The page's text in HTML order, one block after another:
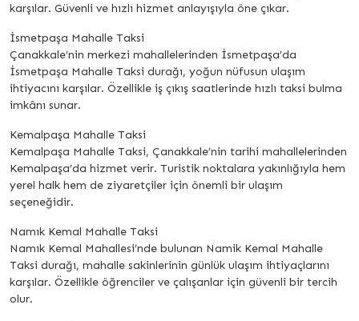
karşılar. Güvenli ve hızlı hizmet anlayışıyla öne çıkar.
İsmetpaşa Mahalle Taksi
Çanakkale’nin merkezi mahallelerinden İsmetpaşa’da
İsmetpaşa Mahalle Taksi durağı, yoğun nüfusun ulaşım
ihtiyacını karşılar. Özellikle iş çıkış saatlerinde hızlı taksi bulma
imkânı sunar.
Kemalpaşa Mahalle Taksi
Kemalpaşa Mahalle Taksi, Çanakkale’nin tarihi mahallelerinden
Kemalpaşa’da hizmet verir. Turistik noktalara yakınlığıyla hem
yerel halk hem de ziyaretçiler için önemli bir ulaşım
seçeneğidir.
Namık Kemal Mahalle Taksi
Namık Kemal Mahallesi’nde bulunan Namik Kemal Mahalle
Taksi durağı, mahalle sakinlerinin günlük ulaşım ihtiyaçlarını
karşılar. Özellikle öğrenciler ve çalışanlar için güvenli bir tercih
olur.